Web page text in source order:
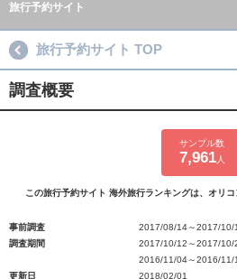
旅行予約サイト
旅行予約サイト TOP
調査概要
サンプル数
7,961人
この旅行予約サイト 海外旅行ランキングは、オリコ
事前調査
2017/08/14～2017/10/
調査期間
2017/10/12～2017/10/
2016/11/04～2016/11/
更新日
2018/02/01